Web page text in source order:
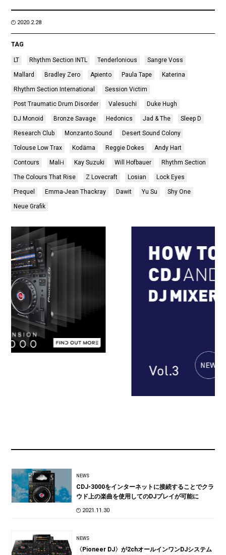
2020.2.28
TAG
LT Rhythm Section INTL Tenderlonious Sangre Voss
Mallard Bradley Zero Apiento Paula Tape Katerina
Rhythm Section International Session Victim
Post Traumatic Drum Disorder Valesuchi Duke Hugh
DJ Monoid Bronze Savage Hedonics Jad & The Sleep D
Research Club Monzanto Sound Desert Sound Colony
Tolouse Low Trax Kodäma Reggie Dokes Andy Hart
Contours Mali-i Kay Suzuki Will Hofbauer Rhythm Section
The Colours That Rise Z Lovecraft Losian Lock Eyes
Prequel Emma-Jean Thackray Dawit Yu Su Shy One
Neue Grafik
NEWS
CDJ-3000をインターネットに接続することでクラ
ウド上の楽曲を使用してのDJプレイが可能に
2021.11.30
NEWS
〈Pioneer DJ〉が2chオールインワンDJシステム